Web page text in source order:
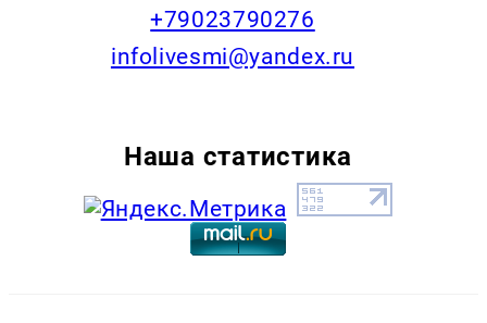
+79023790276
infolivesmi@yandex.ru
Наша статистика